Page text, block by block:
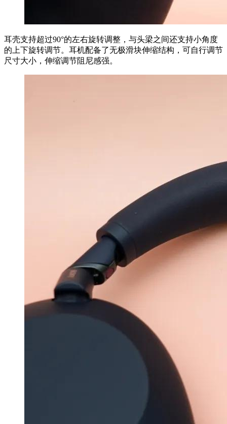
耳壳支持超过90°的左右旋转调整，与头梁之间还支持小角度
的上下旋转调节。耳机配备了无极滑块伸缩结构，可自行调节
尺寸大小，伸缩调节阻尼感强。